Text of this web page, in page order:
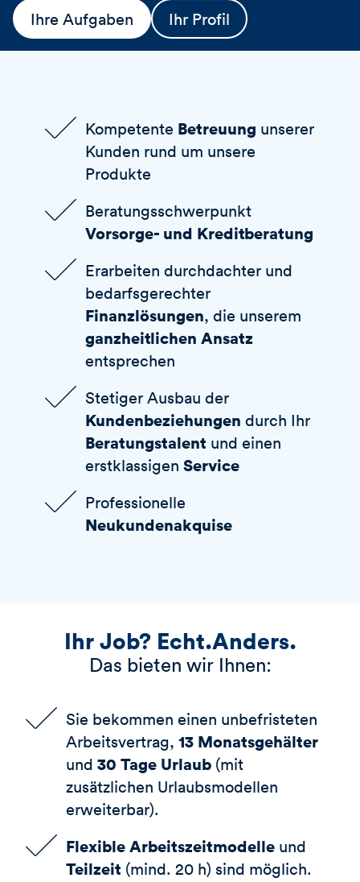
Ihre Aufgaben Ihr Profil
Kompetente Betreuung unserer
Kunden rund um unsere
Produkte
Beratungsschwerpunkt
Vorsorge- und Kreditberatung
Erarbeiten durchdachter und
bedarfsgerechter
Finanzlösungen, die unserem
ganzheitlichen Ansatz
entsprechen
Stetiger Ausbau der
Kundenbeziehungen durch Ihr
Beratungstalent und einen
erstklassigen Service
Professionelle
Neukundenakquise
Ihr Job? Echt.Anders.
Das bieten wir Ihnen:
Sie bekommen einen unbefristeten
Arbeitsvertrag, 13 Monatsgehälter
und 30 Tage Urlaub (mit
zusätzlichen Urlaubsmodellen
erweiterbar).
Flexible Arbeitszeitmodelle und
Teilzeit (mind. 20 h) sind möglich.